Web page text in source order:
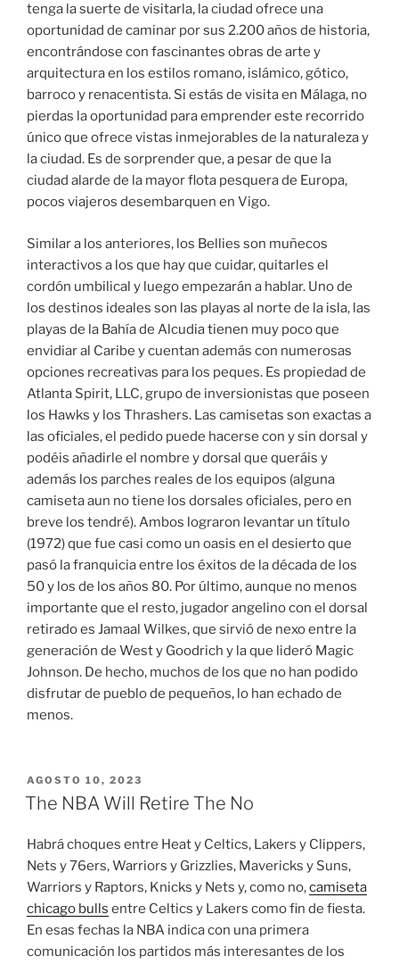
tenga la suerte de visitarla, la ciudad ofrece una
oportunidad de caminar por sus 2.200 años de historia,
encontrándose con fascinantes obras de arte y
arquitectura en los estilos romano, islámico, gótico,
barroco y renacentista. Si estás de visita en Málaga, no
pierdas la oportunidad para emprender este recorrido
único que ofrece vistas inmejorables de la naturaleza y
la ciudad. Es de sorprender que, a pesar de que la
ciudad alarde de la mayor flota pesquera de Europa,
pocos viajeros desembarquen en Vigo.
Similar a los anteriores, los Bellies son muñecos
interactivos a los que hay que cuidar, quitarles el
cordón umbilical y luego empezarán a hablar. Uno de
los destinos ideales son las playas al norte de la isla, las
playas de la Bahía de Alcudia tienen muy poco que
envidiar al Caribe y cuentan además con numerosas
opciones recreativas para los peques. Es propiedad de
Atlanta Spirit, LLC, grupo de inversionistas que poseen
los Hawks y los Thrashers. Las camisetas son exactas a
las oficiales, el pedido puede hacerse con y sin dorsal y
podéis añadirle el nombre y dorsal que queráis y
además los parches reales de los equipos (alguna
camiseta aun no tiene los dorsales oficiales, pero en
breve los tendré). Ambos lograron levantar un título
(1972) que fue casi como un oasis en el desierto que
pasó la franquicia entre los éxitos de la década de los
50 y los de los años 80. Por último, aunque no menos
importante que el resto, jugador angelino con el dorsal
retirado es Jamaal Wilkes, que sirvió de nexo entre la
generación de West y Goodrich y la que lideró Magic
Johnson. De hecho, muchos de los que no han podido
disfrutar de pueblo de pequeños, lo han echado de
menos.
PUBLICADO
EL
AGOSTO 10, 2023
The NBA Will Retire The No
Habrá choques entre Heat y Celtics, Lakers y Clippers,
Nets y 76ers, Warriors y Grizzlies, Mavericks y Suns,
Warriors y Raptors, Knicks y Nets y, como no,camiseta
chicago bulls entre Celtics y Lakers como fin de fiesta.
En esas fechas la NBA indica con una primera
comunicación los partidos más interesantes de los